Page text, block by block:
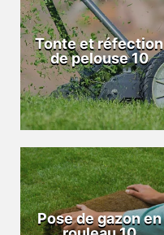
Tonte et réfection
de pelouse 10
Pose de gazon en